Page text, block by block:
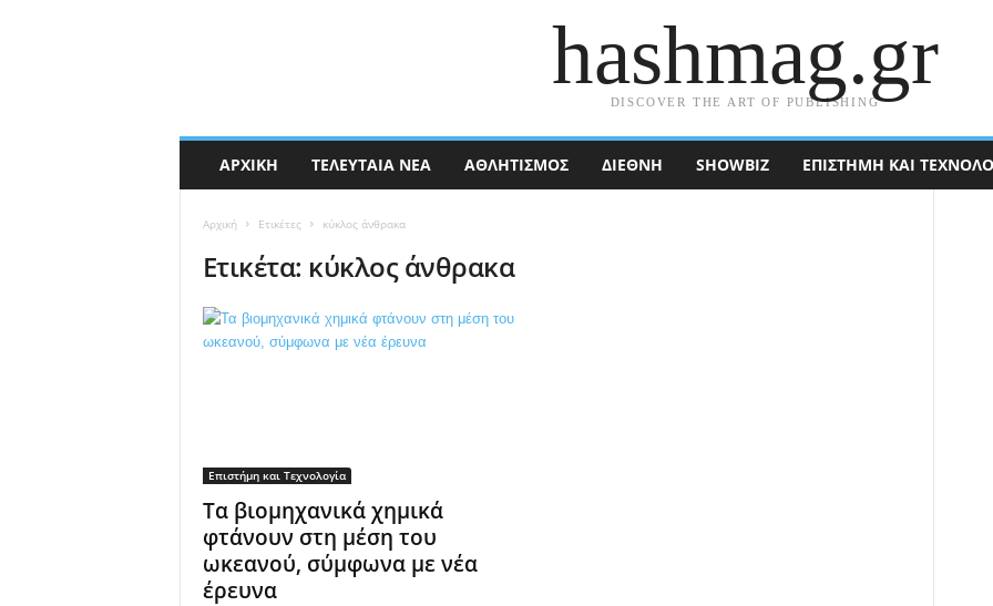
hashmag.gr
DISCOVER THE ART OF PUBLISHING
ΑΡΧΙΚΉ ΤΕΛΕΥΤΑΊΑ ΝΈΑ ΑΘΛΗΤΙΣΜΟΣ ΔΙΕΘΝΉ SHOWBIZ ΕΠΙΣΤΉΜΗ ΚΑΙ
Αρχική Ετικέτες κύκλος άνθρακα
Ετικέτα: κύκλος άνθρακα
Επιστήμη και Τεχνολογία
Τα βιομηχανικά χημικά
φτάνουν στη μέση του
ωκεανού, σύμφωνα με νέα
έρευνα